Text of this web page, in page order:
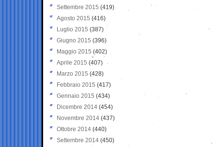
Settembre 2015 (419)
Agosto 2015 (416)
Luglio 2015 (387)
Giugno 2015 (396)
Maggio 2015 (402)
Aprile 2015 (407)
Marzo 2015 (428)
Febbraio 2015 (417)
Gennaio 2015 (434)
Dicembre 2014 (454)
Novembre 2014 (437)
Ottobre 2014 (440)
Settembre 2014 (450)